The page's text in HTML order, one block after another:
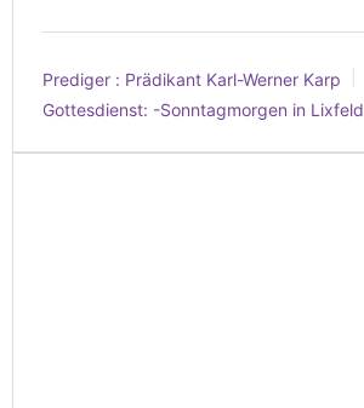
Prediger : Prädikant Karl-Werner Karp
Gottesdienst: -Sonntagmorgen in Lixfeld